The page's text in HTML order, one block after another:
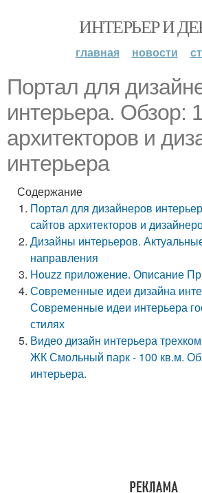
ИНТЕРЬЕР И
главная новости
Портал для
интерьера. Обзор:
архитекторов и
интерьера
Содержание
Портал для дизайнеров
сайтов архитекторов и
Дизайны интерьеров.
направления
Houzz приложение. Описание
Современные идеи дизайна
Современные идеи интерьера
стилях
Видео дизайн интерьера
ЖК Смольный парк - 100 кв.м.
интерьера.